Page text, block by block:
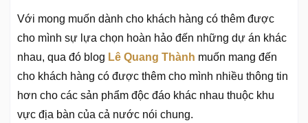
Với mong muốn dành cho khách hàng có thêm được
cho mình sự lựa chọn hoàn hảo đến những dự án khác
nhau, qua đó blog Lê Quang Thành muốn mang đến
cho khách hàng có được thêm cho mình nhiều thông tin
hơn cho các sản phẩm độc đáo khác nhau thuộc khu
vực địa bàn của cả nước nói chung.